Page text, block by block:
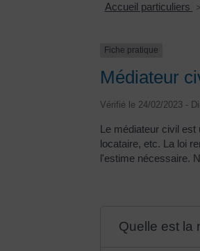
Accueil particuliers >
Fiche pratique
Médiateur
Vérifié le 24/02/2023 -
Le médiateur civil est
locataire, etc. La loi
l'estime nécessaire.
Quelle est la